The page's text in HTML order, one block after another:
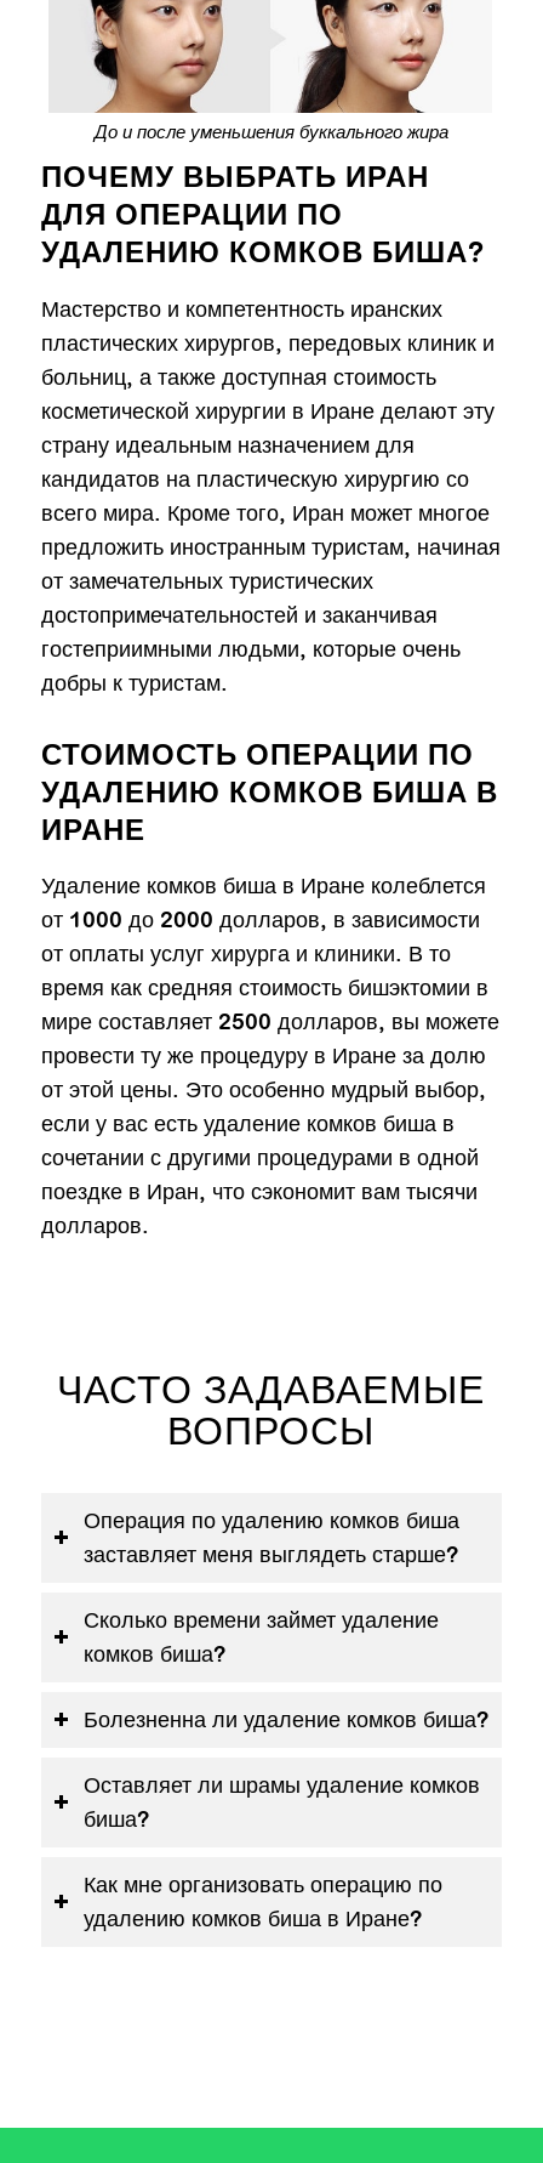
До и после уменьшения буккального жира
ПОЧЕМУ ВЫБРАТЬ ИРАН
ДЛЯ ОПЕРАЦИИ ПО
УДАЛЕНИЮ КОМКОВ БИША?
Мастерство и компетентность иранских
пластических хирургов, передовых клиник и
больниц, а также доступная стоимость
косметической хирургии в Иране делают эту
страну идеальным назначением для
кандидатов на пластическую хирургию со
всего мира. Кроме того, Иран может многое
предложить иностранным туристам, начиная
от замечательных туристических
достопримечательностей и заканчивая
гостеприимными людьми, которые очень
добры к туристам.
СТОИМОСТЬ ОПЕРАЦИИ ПО
УДАЛЕНИЮ КОМКОВ БИША В
ИРАНЕ
Удаление комков биша в Иране колеблется
от 1000 до 2000 долларов, в зависимости
от оплаты услуг хирурга и клиники. В то
время как средняя стоимость бишэктомии в
мире составляет 2500 долларов, вы можете
провести ту же процедуру в Иране за долю
от этой цены. Это особенно мудрый выбор,
если у вас есть удаление комков биша в
сочетании с другими процедурами в одной
поездке в Иран, что сэкономит вам тысячи
долларов.
ЧАСТО ЗАДАВАЕМЫЕ
ВОПРОСЫ
Операция по удалению комков биша
заставляет меня выглядеть старше?
Сколько времени займет удаление
комков биша?
Болезненна ли удаление комков биша?
Оставляет ли шрамы удаление комков
биша?
Как мне организовать операцию по
удалению комков биша в Иране?